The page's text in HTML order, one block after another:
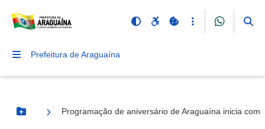
Prefeitura de Araguaína
Botão Menu
Programação de aniversário de Araguaína inicia com